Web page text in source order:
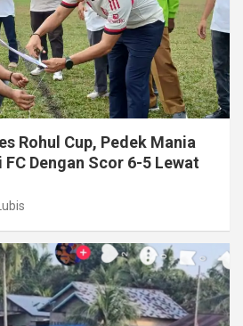
Rohul Cup, Pedek Mania
Dengan Scor 6-5 Lewat